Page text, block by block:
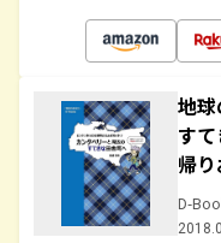
地
す
帰
D-